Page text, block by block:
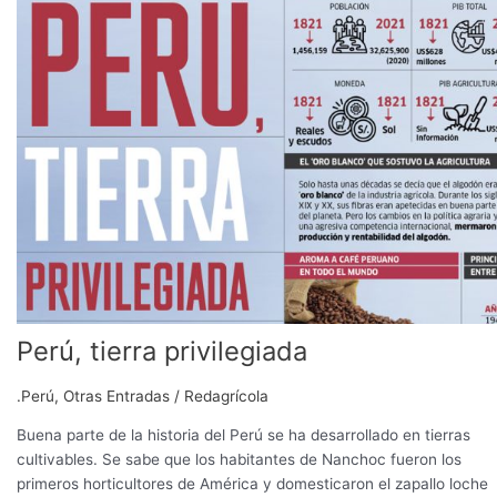
Perú, tierra privilegiada
.Perú, Otras Entradas / Redagrícola
Buena parte de la historia del Perú se ha desarrollado en tierras
cultivables. Se sabe que los habitantes de Nanchoc fueron los
primeros horticultores de América y domesticaron el zapallo loche
privilegiada